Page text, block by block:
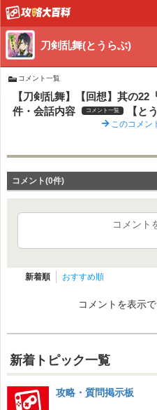
刀剣乱舞(とうらぶ)
コメント一覧
【刀剣乱舞】【回想】其の
件・会話内容
コメント一覧 【と
このコメン
コメント(0件)
コメント
新着順 おすすめ順
コメントを表示
新着トピック一覧
攻略・質問掲示板